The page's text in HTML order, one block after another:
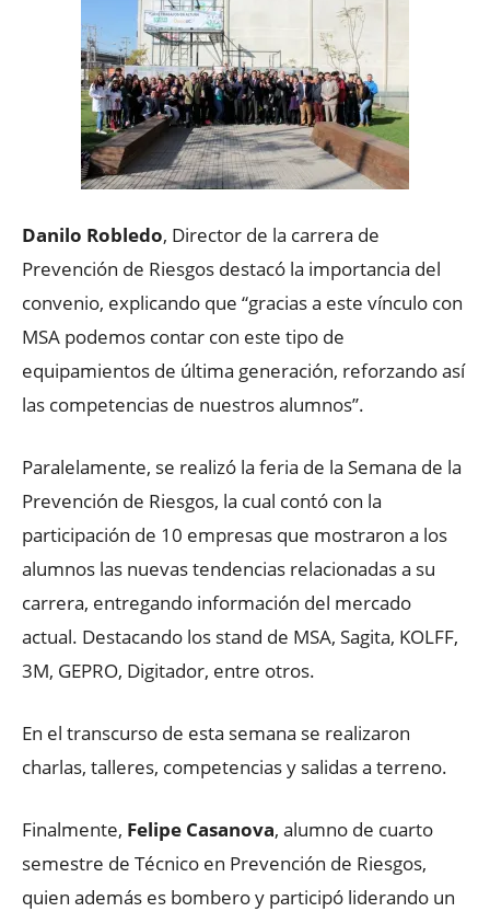
Danilo Robledo, Director de la carrera de
Prevención de Riesgos destacó la importancia del
convenio, explicando que “gracias a este vínculo con
MSA podemos contar con este tipo de
equipamientos de última generación, reforzando así
las competencias de nuestros alumnos’’.
Paralelamente, se realizó la feria de la Semana de la
Prevención de Riesgos, la cual contó con la
participación de 10 empresas que mostraron a los
alumnos las nuevas tendencias relacionadas a su
carrera, entregando información del mercado
actual. Destacando los stand de MSA, Sagita, KOLFF,
3M, GEPRO, Digitador, entre otros.
En el transcurso de esta semana se realizaron
charlas, talleres, competencias y salidas a terreno.
Finalmente, Felipe Casanova, alumno de cuarto
semestre de Técnico en Prevención de Riesgos,
quien además es bombero y participó liderando un